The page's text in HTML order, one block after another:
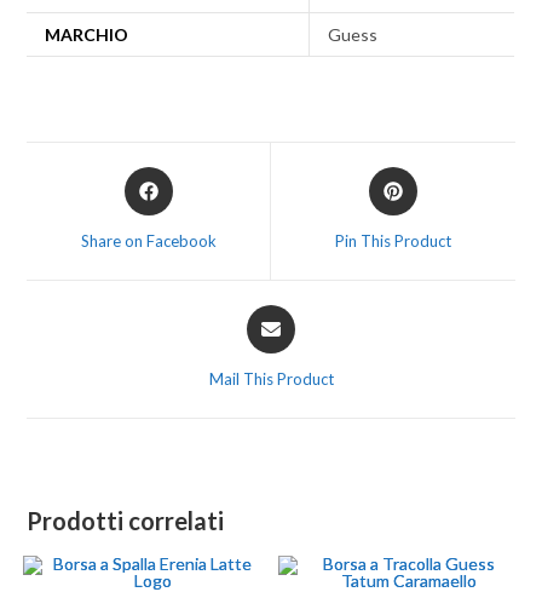
MARCHIO Guess
Share on Facebook Pin This Product
Mail This Product
Prodotti correlati